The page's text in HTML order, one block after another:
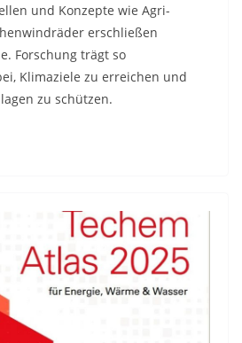
und Konzepte wie Agri-
erschließen
Forschung trägt so
Klimaziele zu erreichen und
zu schützen.